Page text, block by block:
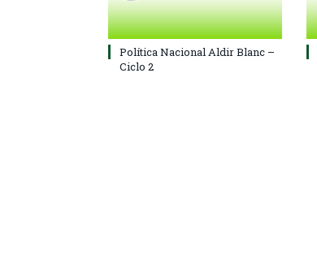
Política Nacional Aldir Blanc –
Ciclo 2